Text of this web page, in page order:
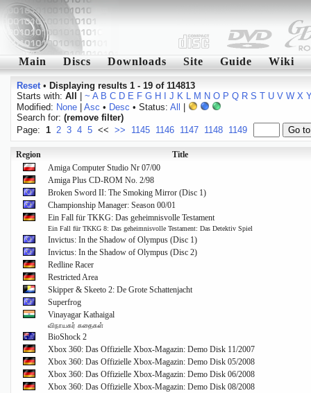
Main Discs Downloads Site Guide Wiki
Reset• Displaying results 1 - 19 of 114813
Starts with: All ~ A B C D E F G H J K L M N O P Q R S T U V W X
Modified: None| Asc • Desc • Status: All
Search for: (remove filter)
Page: 1 2 3 4 5 << >> 1145 1146 1147 1148 1149
Region
Title
Amiga Computer Studio Nr 07/00
Amiga Plus CD-ROM No. 2/98
Broken Sword II: The Smoking Mirror (Disc 1)
Championship Manager: Season 00/01
Ein Fall für TKKG: Das geheimnisvolle Testament
Ein Fall für TKKG 8: Das geheimnisvolle Testament: Das Detektiv Spiel
Invictus: In the Shadow of Olympus (Disc 1)
Invictus: In the Shadow of Olympus (Disc 2)
Redline Racer
Restricted Area
Skipper & Skeeto 2: De Grote Schattenjacht
Superfrog
Vinayagar Kathaigal
விநாயகர் கதைகள்
BioShock 2
Xbox 360: Das Offizielle Xbox-Magazin: Demo Disk 11/2007
Xbox 360: Das Offizielle Xbox-Magazin: Demo Disk 05/2008
Xbox 360: Das Offizielle Xbox-Magazin: Demo Disk 06/2008
Xbox 360: Das Offizielle Xbox-Magazin: Demo Disk 08/2008